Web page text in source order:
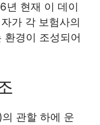
년 현재 이 데이
가 각 보험사의
경이 조성되어
관할 하에 운